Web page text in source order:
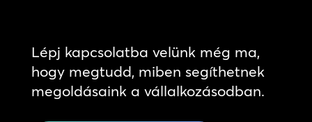
Lépj kapcsolatba velünk még ma,
hogy megtudd, miben segíthetnek
megoldásaink a vállalkozásodban.